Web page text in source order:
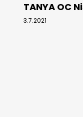
TANYA OC
3.7.2021